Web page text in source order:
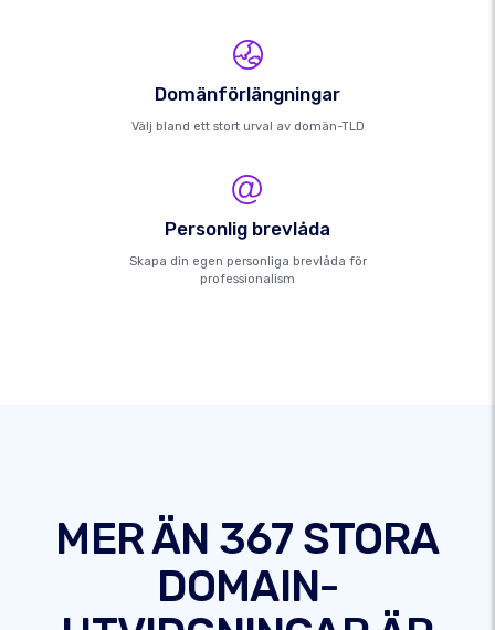
Domänförlängningar
Välj bland ett stort urval av domän-TLD
Personlig brevlåda
Skapa din egen personliga brevlåda för
professionalism
MER ÄN 367 STORA
DOMAIN-